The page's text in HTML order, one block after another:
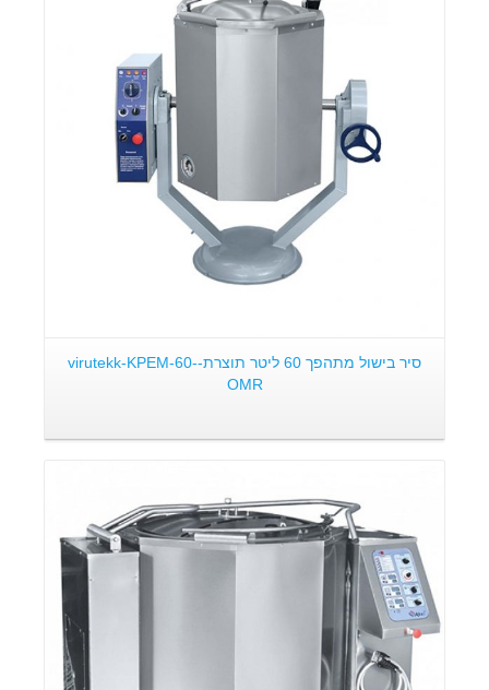
סיר בישול מתהפך 60 ליטר תוצרת-virutekk-KPEM-60-
OMR